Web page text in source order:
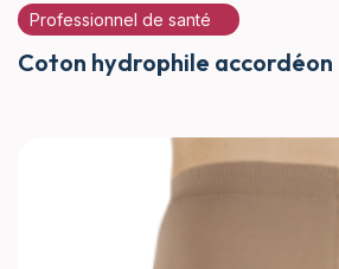
Professionnel de santé
Coton hydrophile accordéon